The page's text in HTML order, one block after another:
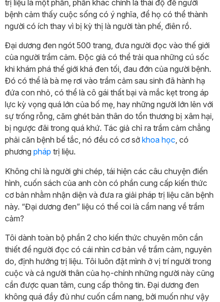
trị liệu là một phần, phần khác chính là thái độ để người
bệnh cảm thấy cuộc sống có ý nghĩa, để họ có thể thành
người có ích thay vì bị kỳ thị là người tàn phế, điên rồ.
Đại dương đen ngót 500 trang, đưa người đọc vào thế giới
của người trầm cảm. Độc giả có thể trải qua những cú sốc
khi khám phá thế giới khá đen tối, đau đớn của người bệnh.
Đó có thể là bà mẹ rơi vào trầm cảm sau sinh đã hành hạ
đứa con nhỏ, có thể là cô gái thất bại và mắc kẹt trong áp
lực kỳ vọng quá lớn của bố mẹ, hay những người lớn lên với
sự trống rỗng, căm ghét bản thân do tổn thương bị xâm hại,
bị ngược đãi trong quá khứ. Tác giả chỉ ra trầm cảm chẳng
phải căn bệnh bế tắc, nó đều có cơ sở khoa học , có
phương pháp trị liệu.
Không chỉ là người ghi chép, tái hiện các câu chuyện điển
hình, cuốn sách của anh còn có phần cung cấp kiến thức
cơ bản nhằm nhận diện và đưa ra giải pháp trị liệu căn bệnh
này. “Đại dương đen” liệu có thể coi là cẩm nang về trầm
cảm?
Tôi dành toàn bộ phần 2 cho kiến thức chuyên môn cần
thiết để người đọc có cái nhìn cơ bản về trầm cảm, nguyên
do, định hướng trị liệu. Tôi luôn đặt mình ở vị trí người trong
cuộc và cả người thân của họ-chính những người này cũng
cần được quan tâm, cung cấp thông tin. Đại dương đen
không quá đầy đủ như cuốn cẩm nang, bởi muốn như vậy